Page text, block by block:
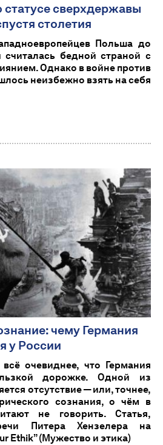
сверхдержавы
столетия
Польша до
считалась бедной страной с
Однако в войне против
неизбежно взять на себя
чему Германия
у России
очевиднее, что Германия
дорожке. Одной из
отсутствие — или, точнее,
сознания, о чём в
не говорить. Статья,
Питера Хензелера на
Ethik” (Мужество и этика)